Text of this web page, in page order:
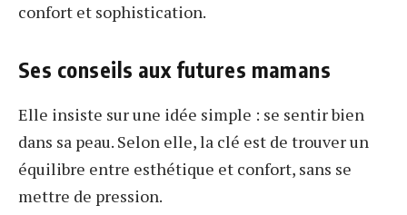
confort et sophistication.
Ses conseils aux futures mamans
Elle insiste sur une idée simple : se sentir bien
dans sa peau. Selon elle, la clé est de trouver un
équilibre entre esthétique et confort, sans se
mettre de pression.